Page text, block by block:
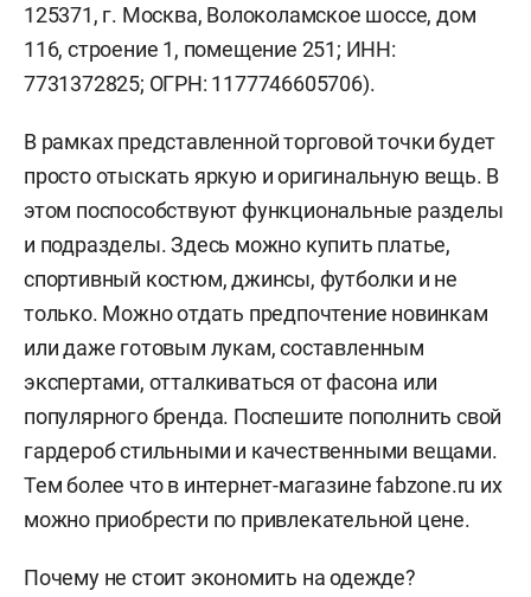
125371, г. Москва, Волоколамское шоссе, дом
116, строение 1, помещение 251; ИНН:
7731372825; ОГРН: 1177746605706).
В рамках представленной торговой точки будет
просто отыскать яркую и оригинальную вещь. В
этом поспособствуют функциональные разделы
и подразделы. Здесь можно купить платье,
спортивный костюм, джинсы, футболки и не
только. Можно отдать предпочтение новинкам
или даже готовым лукам, составленным
экспертами, отталкиваться от фасона или
популярного бренда. Поспешите пополнить свой
гардероб стильными и качественными вещами.
Тем более что в интернет-магазине fabzone.ru их
можно приобрести по привлекательной цене.
Почему не стоит экономить на одежде?